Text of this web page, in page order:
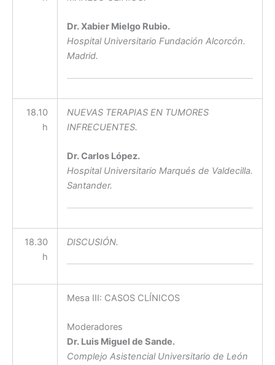
Dr. Xabier Mielgo Rubio.
Hospital Universitario Fundación Alcorcón.
Madrid.
18.10
h
NUEVAS TERAPIAS EN TUMORES
INFRECUENTES.
Dr. Carlos López.
Hospital Universitario Marqués de Valdecilla.
Santander.
18.30
h
DISCUSIÓN.
Mesa III: CASOS CLÍNICOS
Moderadores
Dr. Luis Miguel de Sande.
Complejo Asistencial Universitario de León